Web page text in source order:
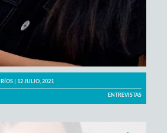
| 12 JULIO, 2021
ENTREVISTAS